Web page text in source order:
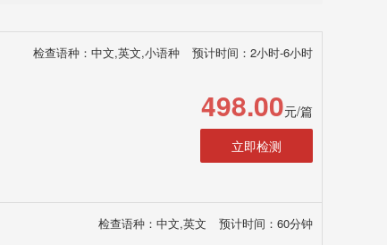
检查语种：中文,英文,小语种 预计时间：2小时-6小时
498.00元/篇
立即检测
检查语种：中文,英文 预计时间：60分钟